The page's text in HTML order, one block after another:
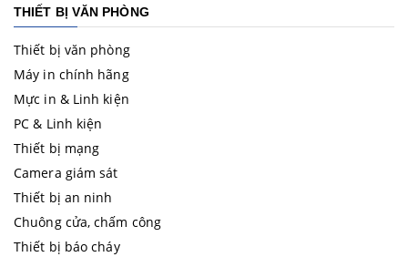
THIẾT BỊ VĂN PHÒNG
Thiết bị văn phòng
Máy in chính hãng
Mực in & Linh kiện
PC & Linh kiện
Thiết bị mạng
Camera giám sát
Thiết bị an ninh
Chuông cửa, chấm công
Thiết bị báo cháy